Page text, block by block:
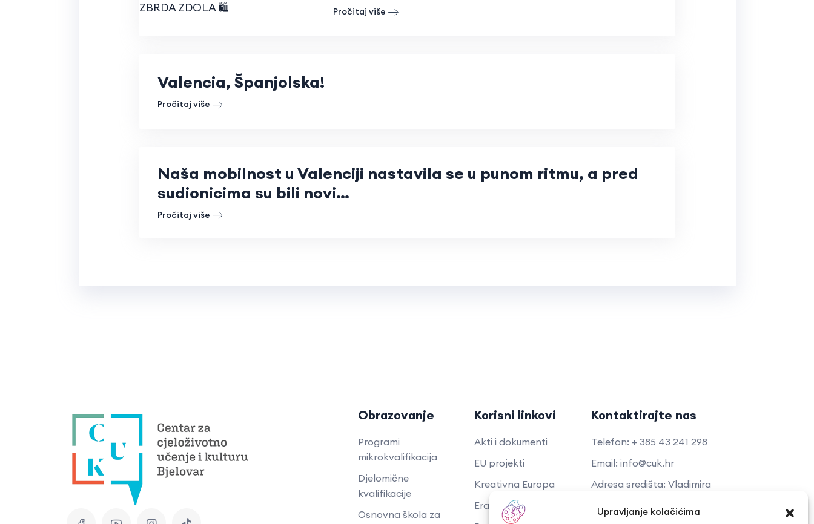
Upravljanje kolačićima
Pročitaj više
Valencia, Španjolska!
Pročitaj više
Naša mobilnost u Valenciji nastavila se u punom ritmu, a pred
sudionicima su bili novi…
Pročitaj više
Obrazovanje
Programi
mikrokvalifikacija
Djelomične
kvalifikacije
Osnovna škola za
Korisni linkovi
Akti i dokumenti
EU projekti
Kreativna Europa
Erasmus+ projekti
Kontaktirajte nas
Telefon: + 385 43 241 298
Email: info@cuk.hr
Adresa središta: Vladimira
Lokacija: Trg hrvatskih branitelja